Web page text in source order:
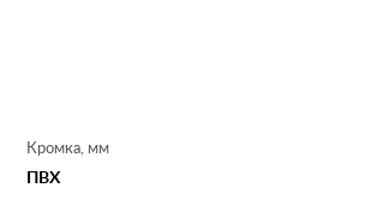
Кромка, мм
ПВХ